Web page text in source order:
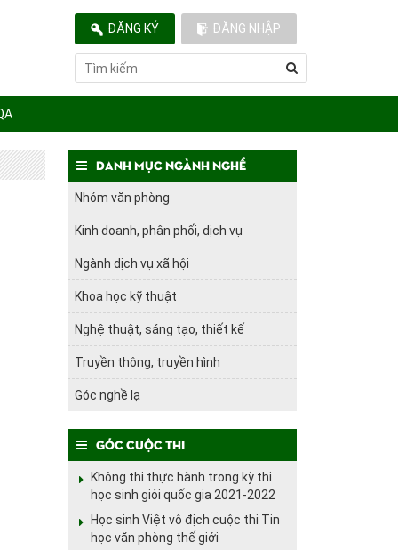
ĐĂNG KÝ ĐĂNG NHẬP
Danh mục ngành nghề
Nhóm văn phòng
Kinh doanh, phân phối, dịch vụ
Ngành dịch vụ xã hội
Khoa học kỹ thuật
Nghệ thuật, sáng tạo, thiết kế
Truyền thông, truyền hình
Góc nghề lạ
Góc cuộc thi
Không thi thực hành trong kỳ thi
học sinh giỏi quốc gia 2021-2022
Học sinh Việt vô địch cuộc thi Tin
học văn phòng thế giới